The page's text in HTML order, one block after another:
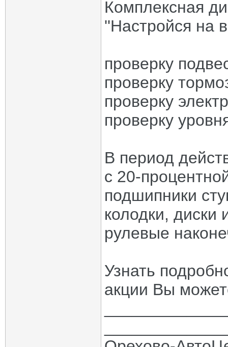
Комплексная
''Настройся на
проверку
проверку
проверку
проверку
В период
с 20-
подшипники
колодки,
рулевые
Узнать
акции Вы